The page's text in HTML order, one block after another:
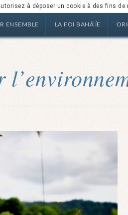
à déposer un cookie à des fins de
ENSEMBLE LA FOI BAHÁ’ÍE